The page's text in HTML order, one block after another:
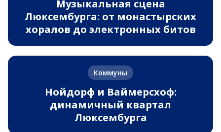
Музыкальная сцена
Люксембурга: от монастырских
хоралов до электронных битов
Коммуны
Нойдорф и Ваймерсхоф:
динамичный квартал
Люксембурга